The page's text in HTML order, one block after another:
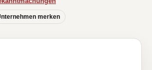
merken